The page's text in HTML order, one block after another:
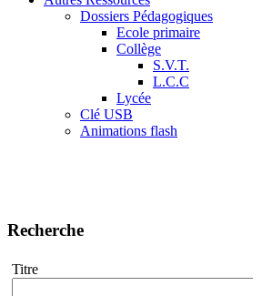
Dossiers Pédagogiques
Ecole primaire
Collège
S.V.T.
L.C.C
Lycée
Clé USB
Animations flash
Recherche
Titre